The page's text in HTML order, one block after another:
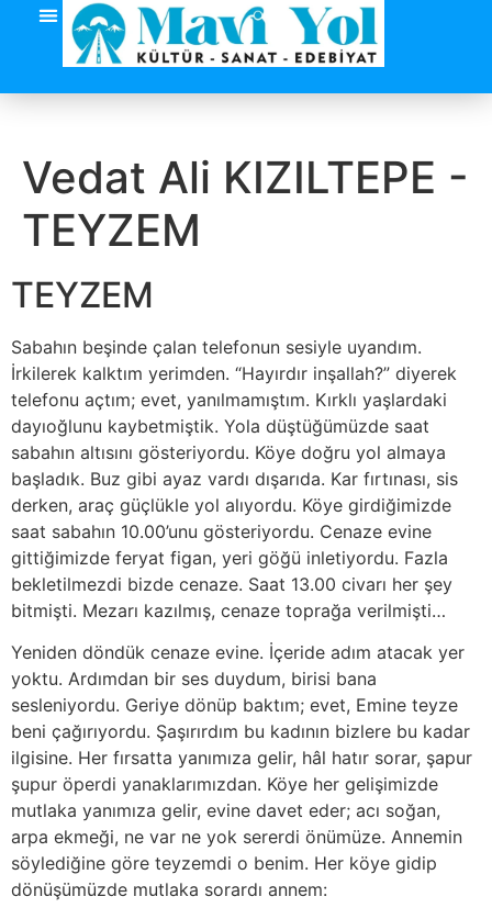
Vedat Ali KIZILTEPE -
TEYZEM
TEYZEM
Sabahın beşinde çalan telefonun sesiyle uyandım.
İrkilerek kalktım yerimden. “Hayırdır inşallah?” diyerek
telefonu açtım; evet, yanılmamıştım. Kırklı yaşlardaki
dayıoğlunu kaybetmiştik. Yola düştüğümüzde saat
sabahın altısını gösteriyordu. Köye doğru yol almaya
başladık. Buz gibi ayaz vardı dışarıda. Kar fırtınası, sis
derken, araç güçlükle yol alıyordu. Köye girdiğimizde
saat sabahın 10.00’unu gösteriyordu. Cenaze evine
gittiğimizde feryat figan, yeri göğü inletiyordu. Fazla
bekletilmezdi bizde cenaze. Saat 13.00 civarı her şey
bitmişti. Mezarı kazılmış, cenaze toprağa verilmişti…
Yeniden döndük cenaze evine. İçeride adım atacak yer
yoktu. Ardımdan bir ses duydum, birisi bana
sesleniyordu. Geriye dönüp baktım; evet, Emine teyze
beni çağırıyordu. Şaşırırdım bu kadının bizlere bu kadar
ilgisine. Her fırsatta yanımıza gelir, hâl hatır sorar, şapur
şupur öperdi yanaklarımızdan. Köye her gelişimizde
mutlaka yanımıza gelir, evine davet eder; acı soğan,
arpa ekmeği, ne var ne yok sererdi önümüze. Annemin
söylediğine göre teyzemdi o benim. Her köye gidip
dönüşümüzde mutlaka sorardı annem: